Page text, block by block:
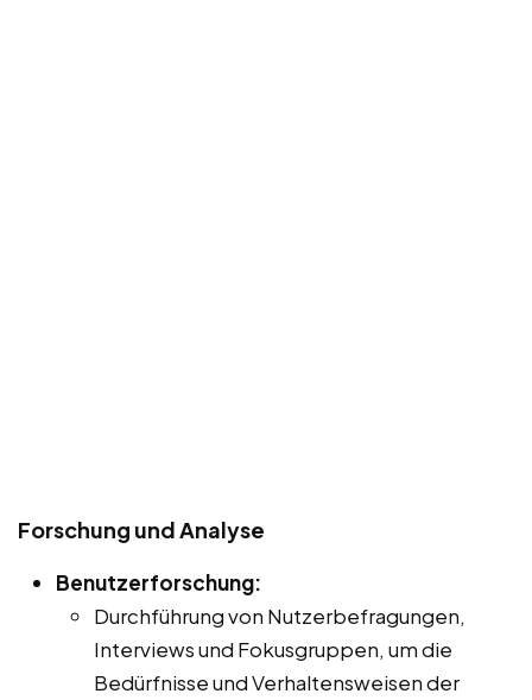
Forschung und Analyse
Benutzerforschung:
Durchführung von Nutzerbefragungen,
Interviews und Fokusgruppen, um die
Bedürfnisse und Verhaltensweisen der